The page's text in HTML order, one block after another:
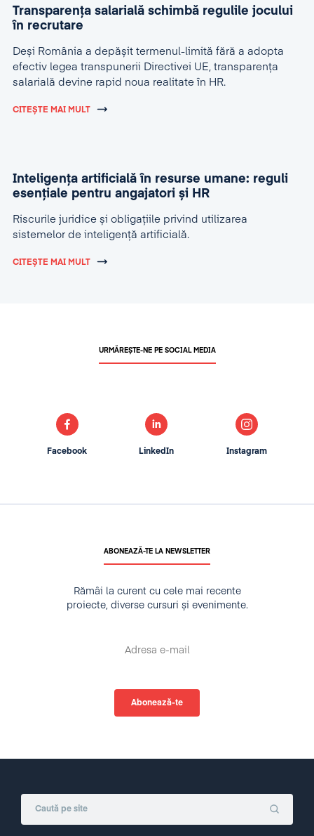
Transparența salarială schimbă regulile jocului
în recrutare
Deși România a depășit termenul-limită fără a adopta
efectiv legea transpunerii Directivei UE, transparența
salarială devine rapid noua realitate în HR.
CITEȘTE MAI MULT
Inteligența artificială în resurse umane: reguli
esențiale pentru angajatori și HR
Riscurile juridice și obligațiile privind utilizarea
sistemelor de inteligență artificială.
CITEȘTE MAI MULT
ABONEAZĂ-TE LA NEWSLETTER
Rămâi la curent cu cele mai recente
proiecte, diverse cursuri și evenimente.
URMĂREȘTE-NE PE SOCIAL MEDIA
Facebook LinkedIn Instagram